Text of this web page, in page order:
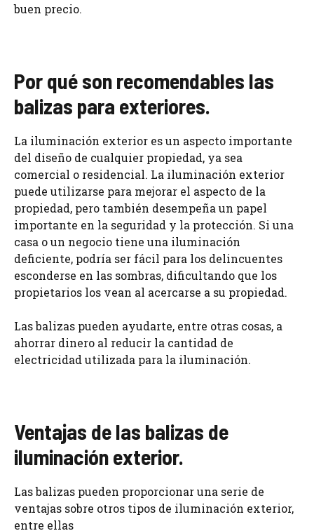
buen precio.
Por qué son recomendables las
balizas para exteriores.
La iluminación exterior es un aspecto importante
del diseño de cualquier propiedad, ya sea
comercial o residencial. La iluminación exterior
puede utilizarse para mejorar el aspecto de la
propiedad, pero también desempeña un papel
importante en la seguridad y la protección. Si una
casa o un negocio tiene una iluminación
deficiente, podría ser fácil para los delincuentes
esconderse en las sombras, dificultando que los
propietarios los vean al acercarse a su propiedad.
Las balizas pueden ayudarte, entre otras cosas, a
ahorrar dinero al reducir la cantidad de
electricidad utilizada para la iluminación.
Ventajas de las balizas de
iluminación exterior.
Las balizas pueden proporcionar una serie de
ventajas sobre otros tipos de iluminación exterior,
entre ellas